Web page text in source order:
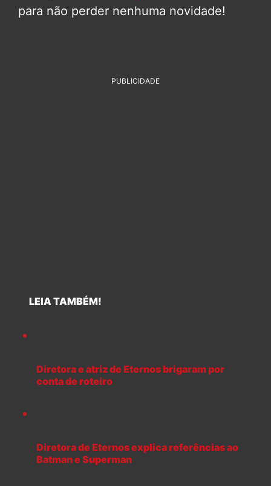
para não perder nenhuma novidade!
PUBLICIDADE
LEIA TAMBÉM!
Diretora e atriz de Eternos brigaram por
conta de roteiro
Diretora de Eternos explica referências ao
Batman e Superman